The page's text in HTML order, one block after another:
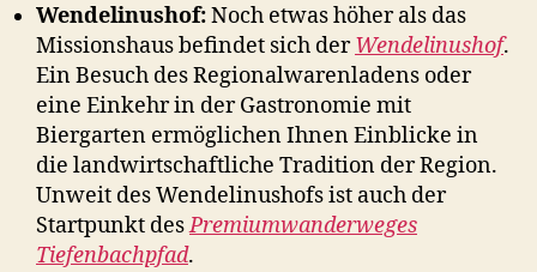
Wendelinushof:Noch etwas höher als das
Missionshaus befindet sich derWendelinushof.
Ein Besuch des Regionalwarenladens oder
eine Einkehr in der Gastronomie mit
Biergarten ermöglichen Ihnen Einblicke in
die landwirtschaftliche Tradition der Region.
Unweit des Wendelinushofs ist auch der
Startpunkt desPremiumwanderweges
Tiefenbachpfad.